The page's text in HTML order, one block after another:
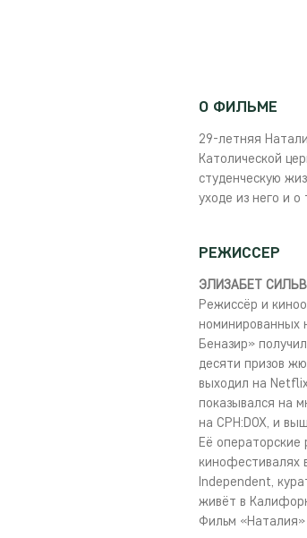
О ФИЛЬМЕ
29-летняя
Католической
студенческую
уходе из него и
РЕЖИССЕР
ЭЛИЗАБЕТ
Режиссёр и
номинированных
Беназир»
десяти призов
выходил на
показывался на
на CPH:DOX, и
Её
кинофестивалях
Independent,
живёт в
Фильм